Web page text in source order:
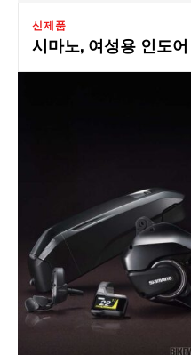
신제품
시마노, 여성용 인도